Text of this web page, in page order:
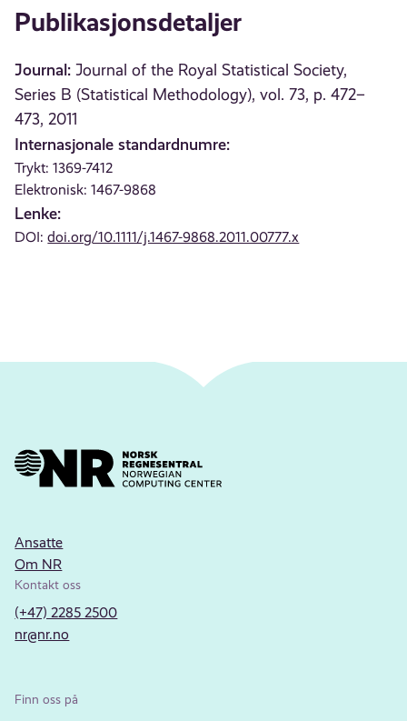
Publikasjonsdetaljer
Journal: Journal of the Royal Statistical Society,
Series B (Statistical Methodology), vol. 73, p. 472–
473, 2011
Internasjonale standardnumre:
Trykt: 1369-7412
Elektronisk: 1467-9868
Lenke:
DOI:doi.org/10.1111/j.1467-9868.2011.00777.x
Ansatte
Om NR
Kontakt oss
(+47) 2285 2500
nr@nr.no
Finn oss på